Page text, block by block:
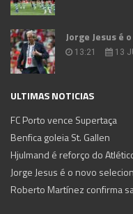
Jorge Jesus é
13:21 13
ULTIMAS NOTICIAS
FC Porto vence Supertaça
Benfica goleia St. Gallen
Hjulmand é reforço do
Jorge Jesus é o novo
Roberto Martínez confirma